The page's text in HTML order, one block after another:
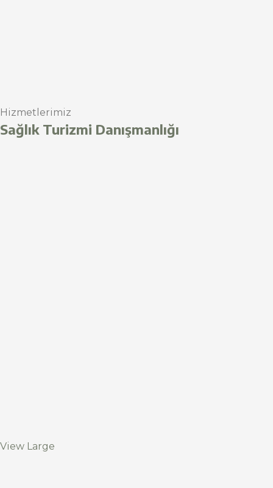
Hizmetlerimiz
Sağlık Turizmi Danışmanlığı
View Large